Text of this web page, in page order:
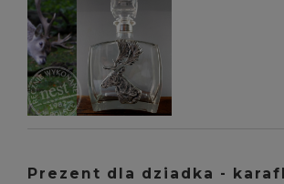
Prezent dla dziadka -